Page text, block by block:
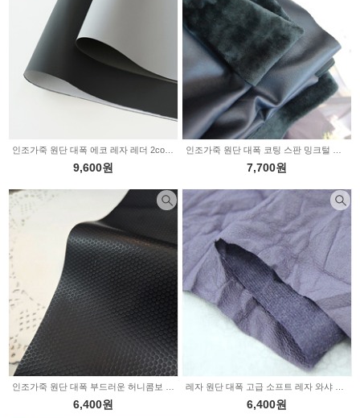
9,600원 7,700원
인조가죽 원단 대폭 부드러운 허니콤보 2233206
6,400원
레자 원단 대폭 고급 소프트 레자 와샤 바이올렛퍼플 2229625
6,400원